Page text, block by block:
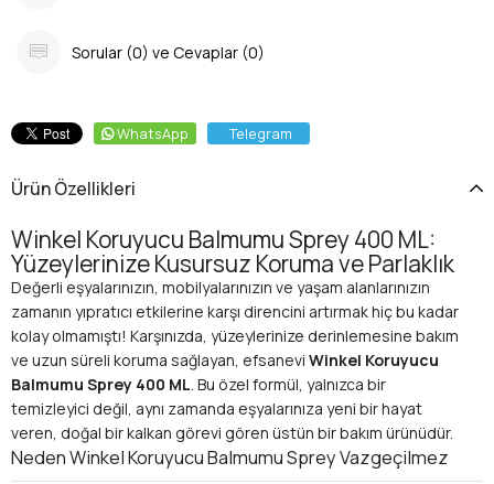
Sorular (0) ve Cevaplar (0)
WhatsApp Telegram
Ürün Özellikleri
Winkel Koruyucu Balmumu Sprey 400 ML:
Yüzeylerinize Kusursuz Koruma ve Parlaklık
Değerli eşyalarınızın, mobilyalarınızın ve yaşam alanlarınızın
zamanın yıpratıcı etkilerine karşı direncini artırmak hiç bu kadar
kolay olmamıştı! Karşınızda, yüzeylerinize derinlemesine bakım
ve uzun süreli koruma sağlayan, efsanevi Winkel Koruyucu
Balmumu Sprey 400 ML. Bu özel formül, yalnızca bir
temizleyici değil, aynı zamanda eşyalarınıza yeni bir hayat
veren, doğal bir kalkan görevi gören üstün bir bakım ürünüdür.
Neden Winkel Koruyucu Balmumu Sprey Vazgeçilmez